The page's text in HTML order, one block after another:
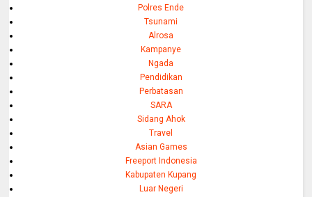
Polres Ende
Tsunami
Alrosa
Kampanye
Ngada
Pendidikan
Perbatasan
SARA
Sidang Ahok
Travel
Asian Games
Freeport Indonesia
Kabupaten Kupang
Luar Negeri